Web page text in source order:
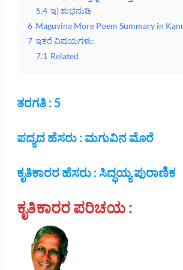
5.4 ಇ) ಶುಭನುಡಿ
6 Maguvina More Poem Summary in
7 ಇತರೆ ವಿಷಯಗಳು:
7.1 Related
ತರಗತಿ : 5
ಪದ್ಯದ ಹೆಸರು : ಮಗುವಿನ ಮೊರೆ
ಕೃತಿಕಾರರ ಹೆಸರು : ಸಿದ್ಧಯ್ಯ ಪುರಾಣಿಕ
ಕೃತಿಕಾರರ ಪರಿಚಯ :